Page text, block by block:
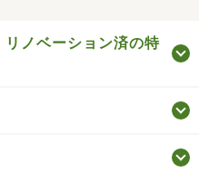
ノベーション済の特